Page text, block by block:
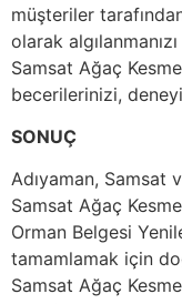
müşteriler
olarak
Samsat Ağaç
becerilerinizi,
SONUÇ
Adıyaman, Samsat
Samsat Ağaç
Orman Belgesi
tamamlamak için
Samsat Ağaç